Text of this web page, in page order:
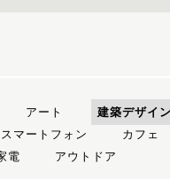
アート 建築デザイン
スマートフォン カフェ
電 アウトドア